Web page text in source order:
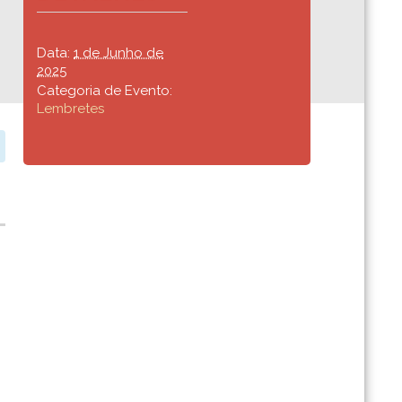
Data: 1 de Junho de
2025
Categoria de Evento:
Lembretes